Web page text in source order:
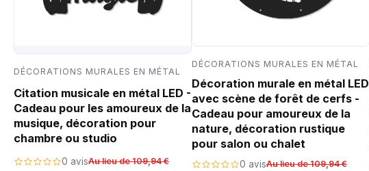
DÉCORATIONS MURALES EN MÉTAL
Citation musicale en métal LED -
Cadeau pour les amoureux de la
musique, décoration pour
chambre ou studio
0 avisAu lieu de 109,94 €
DÉCORATIONS MURALES EN MÉTAL
Décoration murale en métal LED
avec scène de forêt de cerfs -
Cadeau pour amoureux de la
nature, décoration rustique
pour salon ou chalet
0 avisAu lieu de 109,94 €